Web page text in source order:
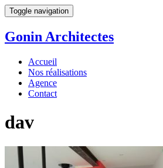
Toggle navigation
Gonin Architectes
Accueil
Nos réalisations
Agence
Contact
dav